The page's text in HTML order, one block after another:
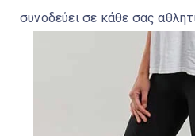
συνοδεύει σε κάθε σας